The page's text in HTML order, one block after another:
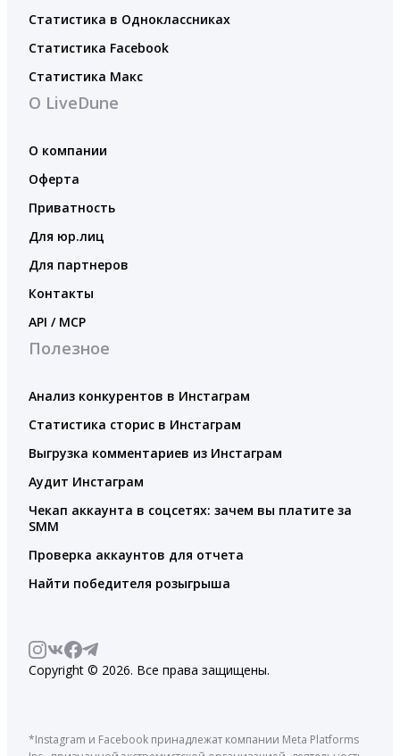
Статистика в Одноклассниках
Статистика Facebook
Статистика Макс
О LiveDune
О компании
Оферта
Приватность
Для юр.лиц
Для партнеров
Контакты
API / MCP
Полезное
Анализ конкурентов в Инстаграм
Статистика сторис в Инстаграм
Выгрузка комментариев из Инстаграм
Аудит Инстаграм
Чекап аккаунта в соцсетях: зачем вы платите за
SMM
Проверка аккаунтов для отчета
Найти победителя розыгрыша
Copyright © 2026. Все права защищены.
*Instagram и Facebook принадлежат компании Meta Platforms